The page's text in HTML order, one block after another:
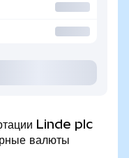
Linde plc
валюты